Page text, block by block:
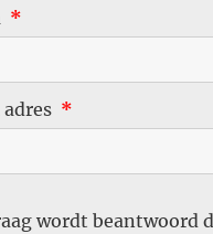
*
*
wordt beantwoord